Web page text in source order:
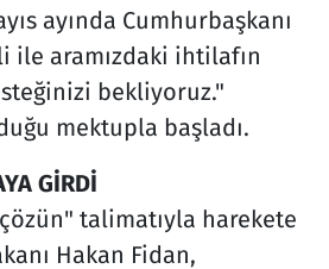
ayında Cumhurbaşkanı
ile aramızdaki ihtilafın
bekliyoruz."
mektupla başladı.
GİRDİ
talimatıyla harekete
Hakan Fidan,